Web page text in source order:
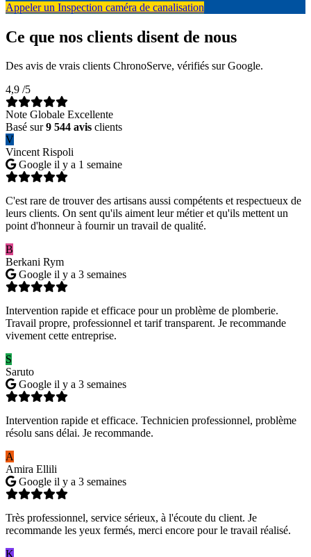
Appeler un Inspection caméra de canalisation
Ce que nos clients disent de nous
Des avis de vrais clients ChronoServe, vérifiés sur Google.
4,9 /5
Note Globale Excellente
Basé sur9 544 avis clients
V
Vincent Rispoli
Google il y a 1 semaine
C'est rare de trouver des artisans aussi compétents et respectueux de
leurs clients. On sent qu'ils aiment leur métier et qu'ils mettent un
point d'honneur à fournir un travail de qualité.
B
Berkani Rym
Google il y a 3 semaines
Intervention rapide et efficace pour un problème de plomberie.
Travail propre, professionnel et tarif transparent. Je recommande
vivement cette entreprise.
S
Saruto
Google il y a 3 semaines
Intervention rapide et efficace. Technicien professionnel, problème
résolu sans délai. Je recommande.
A
Amira Ellili
Google il y a 3 semaines
Très professionnel, service sérieux, à l'écoute du client. Je
recommande les yeux fermés, merci encore pour le travail réalisé.
K